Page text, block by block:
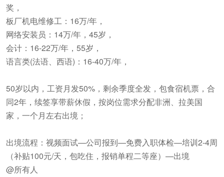
奖，
板厂机电维修工：16万/年，
网络安装员：14万/年，45岁，
会计：16-22万/年，55岁，
语言类(法语、西语)：16-40万/年，
50岁以内，工资月发50%，剩余季度全发，包食宿机票，合
同2年，续签享带薪休假，按岗位需求分配非洲、拉美国
家，一个月左右出境；
出境流程：视频面试—公司报到—免费入职体检—培训2-4周
（补贴100元/天，包吃住，报销单程二等座）—出境
@所有人